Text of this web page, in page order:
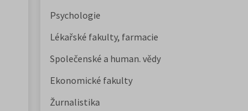
Psychologie
Lékařské fakulty, farmacie
Společenské a human. vědy
Ekonomické fakulty
Žurnalistika